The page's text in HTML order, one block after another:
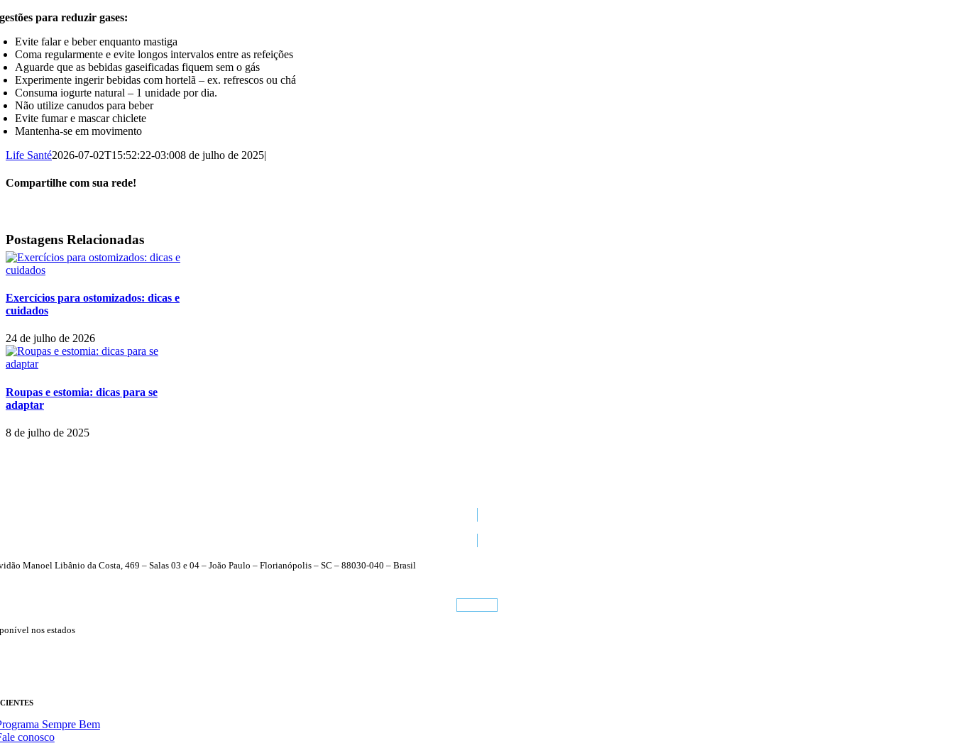
para reduzir gases:
Evite falar e beber enquanto mastiga
Coma regularmente e evite longos intervalos entre as refeições
Aguarde que as bebidas gaseificadas fiquem sem o gás
Experimente ingerir bebidas com hortelã – ex. refrescos ou chá
Consuma iogurte natural – 1 unidade por dia.
Não utilize canudos para beber
Evite fumar e mascar chiclete
Mantenha-se em movimento
Life Santé2026-07-02T15:52:22-03:008 de julho de 2025|
Compartilhe com sua rede!
Postagens Relacionadas
Exercícios para ostomizados: dicas e
cuidados
24 de julho de 2026
Roupas e estomia: dicas para se
adaptar
8 de julho de 2025
Manoel Libânio da Costa, 469 – Salas 03 e 04 – João Paulo – Florianópolis – SC – 88030-040 – Brasil
nos estados
Sempre Bem
conosco